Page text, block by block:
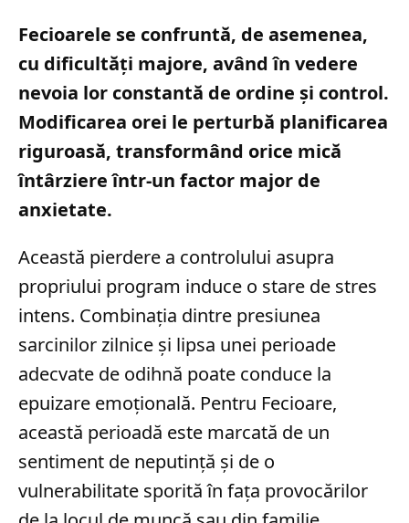
Fecioarele se confruntă, de asemenea,
cu dificultăți majore, având în vedere
nevoia lor constantă de ordine și control.
Modificarea orei le perturbă planificarea
riguroasă, transformând orice mică
întârziere într-un factor major de
anxietate.
Această pierdere a controlului asupra
propriului program induce o stare de stres
intens. Combinația dintre presiunea
sarcinilor zilnice și lipsa unei perioade
adecvate de odihnă poate conduce la
epuizare emoțională. Pentru Fecioare,
această perioadă este marcată de un
sentiment de neputință și de o
vulnerabilitate sporită în fața provocărilor